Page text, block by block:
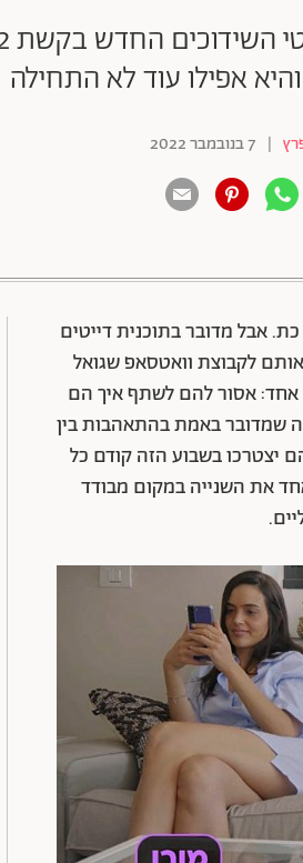
אפילו עוד לא התחילה
| 7 בנובמבר 2022
אבל מדובר בתוכנית דייטים
אותם לקבוצת וואטסאפ שגואל
אחד: אסור להם לשתף איך הם
שמדובר באמת בהתאהבות בין
חצייה באלנבי. הם יצטרכו בשבוע הזה קודם כל
את השנייה במקום מבודד